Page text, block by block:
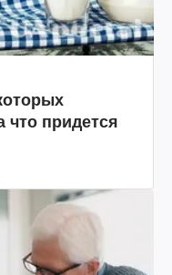
что придется